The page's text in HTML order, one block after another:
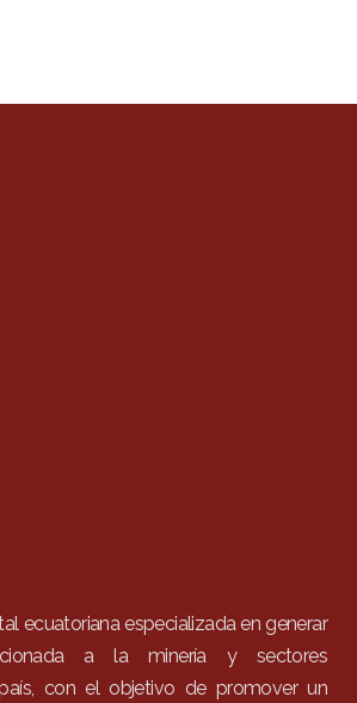
ecuatoriana especializada en generar
a la minería y sectores
con el objetivo de promover un